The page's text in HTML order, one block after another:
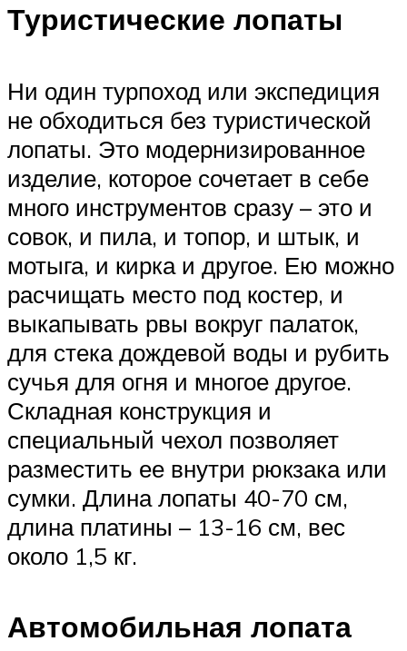
Туристические лопаты
Ни один турпоход или экспедиция
не обходиться без туристической
лопаты. Это модернизированное
изделие, которое сочетает в себе
много инструментов сразу – это и
совок, и пила, и топор, и штык, и
мотыга, и кирка и другое. Ею можно
расчищать место под костер, и
выкапывать рвы вокруг палаток,
для стека дождевой воды и рубить
сучья для огня и многое другое.
Складная конструкция и
специальный чехол позволяет
разместить ее внутри рюкзака или
сумки. Длина лопаты 40-70 см,
длина платины – 13-16 см, вес
около 1,5 кг.
Автомобильная лопата